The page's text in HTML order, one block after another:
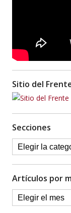
Sitio del
Secciones
Artículos por